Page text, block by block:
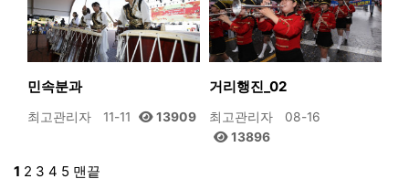
민속분과
최고관리자 11-11 13909
거리행진_02
최고관리자
08-16
13896
1 2 3 4 5 맨끝